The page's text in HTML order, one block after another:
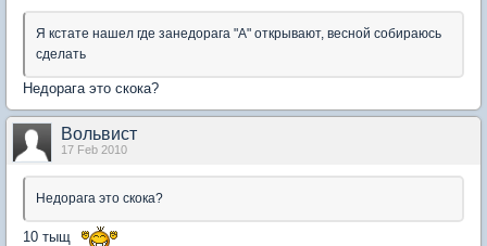
Я кстате нашел где занедорага "А" открывают, весной собираюсь
сделать
Недорага это скока?
Вольвист
17 Feb 2010
Недорага это скока?
10 тыщ